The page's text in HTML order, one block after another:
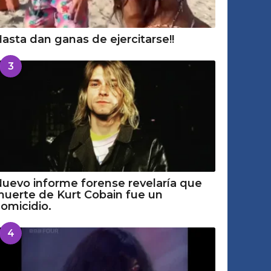
dan ganas de ejercitarse!!
3
informe forense revelaría que
de Kurt Cobain fue un
4